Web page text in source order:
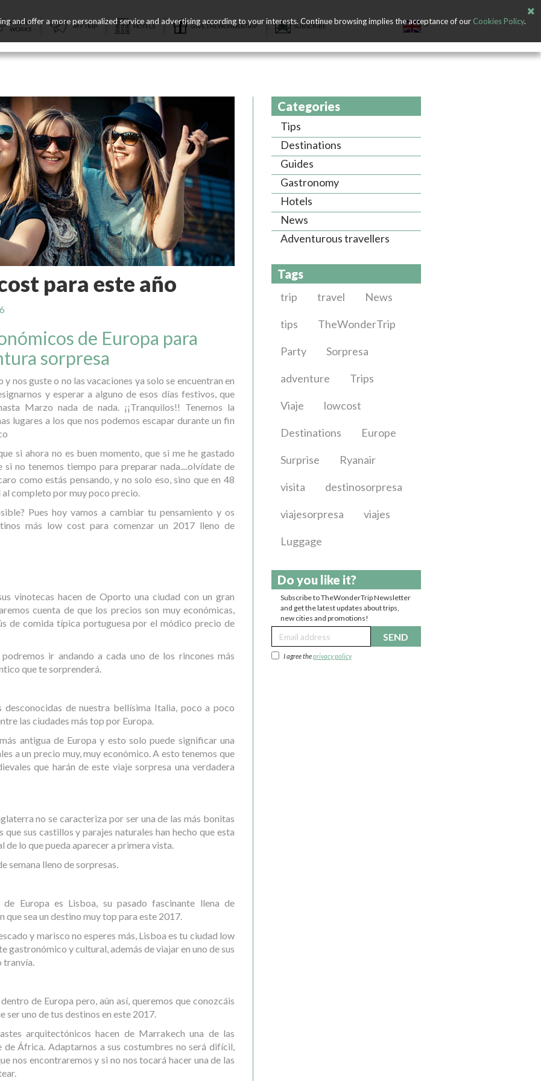
HOW IT
WORKS
MY TRIP HOTELS GIVE THEWONDERTRIP SUBSCRIBE
para este año
de Europa para
sorpresa
nos guste o no las vacaciones ya solo se encuentran en
y esperar a alguno de esos días festivos, que
Marzo nada de nada. ¡¡Tranquilos!! Tenemos la
lugares a los que nos podemos escapar durante un fin
si ahora no es buen momento, que si me he gastado
no tenemos tiempo para preparar nada....olvídate de
como estás pensando, y no solo eso, sino que en 48
completo por muy poco precio.
Pues hoy vamos a cambiar tu pensamiento y os
más low cost para comenzar un 2017 lleno de
vinotecas hacen de Oporto una ciudad con un gran
cuenta de que los precios son muy económicas,
de comida típica portuguesa por el módico precio de
ir andando a cada uno de los rincones más
que te sorprenderá.
desconocidas de nuestra bellísima Italia, poco a poco
las ciudades más top por Europa.
antigua de Europa y esto solo puede significar una
a un precio muy, muy económico. A esto tenemos que
que harán de este viaje sorpresa una verdadera
no se caracteriza por ser una de las más bonitas
que sus castillos y parajes naturales han hecho que esta
de lo que pueda aparecer a primera vista.
semana lleno de sorpresas.
Europa es Lisboa, su pasado fascinante llena de
que sea un destino muy top para este 2017.
y marisco no esperes más, Lisboa es tu ciudad low
gastronómico y cultural, además de viajar en uno de sus
de Europa pero, aún así, queremos que conozcáis
ser uno de tus destinos en este 2017.
arquitectónicos hacen de Marrakech una de las
África. Adaptarnos a sus costumbres no será difícil,
nos encontraremos y si no nos tocará hacer una de las
Categories
Tips
Destinations
Guides
Gastronomy
Hotels
News
Adventurous travellers
Tags
trip travel News
tips TheWonderTrip
Party Sorpresa
adventure Trips
Viaje lowcost
Destinations Europe
Surprise Ryanair
visita destinosorpresa
viajesorpresa viajes
Luggage
Do you like it?
Subscribe to TheWonderTrip Newsletter
and get the latest updates about trips,
new cities and promotions!
SEND
I agree theprivacy policy
and offer a more personalized service and advertising according to your interests. Continue browsing implies the acceptance of our Cookies Policy.